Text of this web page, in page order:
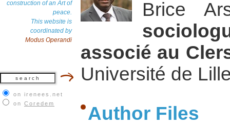
construction of an Art of
peace.
This website is
coordinated by
Modus Operandi
on irenees.net
on Coredem
Brice
associé au
Université de
Author Files